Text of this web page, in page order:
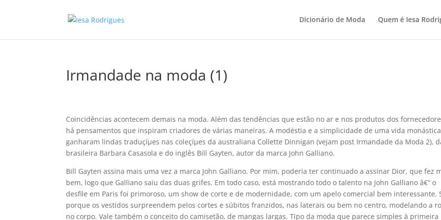
Dicionário de Moda Quem é Iesa
Irmandade na moda (1)
Coincidências acontecem demais na moda. Além das tendências que estão no ar e nos produtos dos
há pensamentos que inspiram criadores de várias maneiras. A modéstia e a simplicidade de uma vida monástica
ganharam lindas traduçíµes nas coleçíµes da australiana Collette Dinnigan (vejam post Irmandade da Moda 2),
brasileira Barbara Casasola e do inglês Bill Gayten, autor da marca John Galliano.
Bill Gayten assina mais uma vez a marca John Galliano. Por mim, poderia ter continuado a assinar Dior, que fez
bem, logo que Galliano saiu das duas grifes. Em todo caso, está mostrando todo o talento na John Galliano â€“ o
desfile em Paris foi primoroso, um show de corte e de modernidade, com um apelo comercial bem interessante.
porque os vestidos surpreendem pelos cortes e súbitos franzidos, nas laterais ou bem no centro, modelando a
no corpo. Vale também o conceito do camisetão, de mangas largas. Tipo da moda que parece simples à primeira